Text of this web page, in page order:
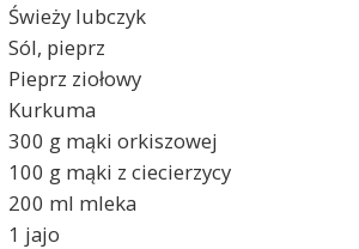
Świeży lubczyk
Sól, pieprz
Pieprz ziołowy
Kurkuma
300 g mąki orkiszowej
100 g mąki z ciecierzycy
200 ml mleka
1 jajo